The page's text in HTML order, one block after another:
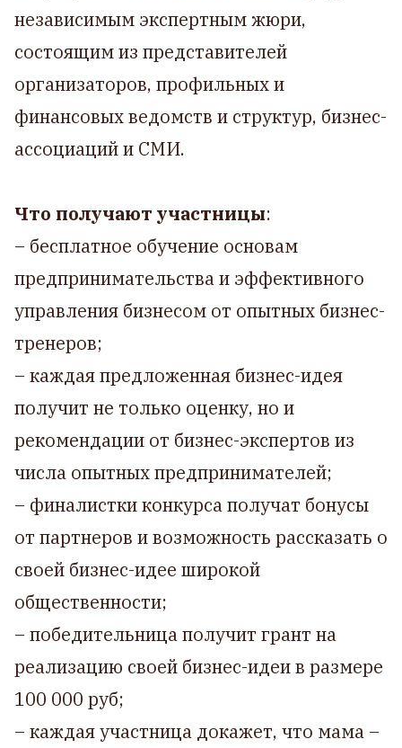
независимым экспертным жюри,
состоящим из представителей
организаторов, профильных и
финансовых ведомств и структур, бизнес-
ассоциаций и СМИ.
Что получают участницы:
– бесплатное обучение основам
предпринимательства и эффективного
управления бизнесом от опытных бизнес-
тренеров;
– каждая предложенная бизнес-идея
получит не только оценку, но и
рекомендации от бизнес-экспертов из
числа опытных предпринимателей;
– финалистки конкурса получат бонусы
от партнеров и возможность рассказать о
своей бизнес-идее широкой
общественности;
– победительница получит грант на
реализацию своей бизнес-идеи в размере
100 000 руб;
– каждая участница докажет, что мама –